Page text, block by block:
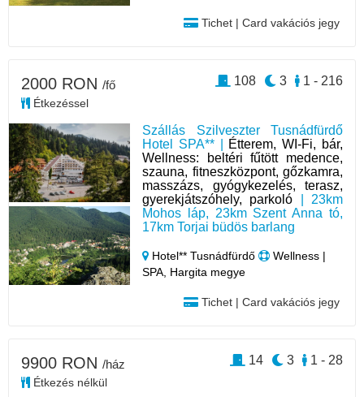
Tichet | Card vakációs jegy
Szállás Szilveszter Tusnádfürdő
Hotel SPA** | Étterem, WI-Fi, bár,
Wellness: beltéri fűtött medence,
szauna, fitneszközpont, gőzkamra,
masszázs, gyógykezelés, terasz,
gyerekjátszóhely, parkoló | 23km
Mohos láp, 23km Szent Anna tó,
17km Torjai büdös barlang
Hotel** Tusnádfürdő
Wellness |
SPA, Hargita megye
Tichet | Card vakációs jegy
2000 RON /fő
Étkezéssel
1 - 216
3
108
9900 RON /ház
Étkezés nélkül
1 - 28
3
14